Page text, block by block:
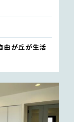
由が丘が生活